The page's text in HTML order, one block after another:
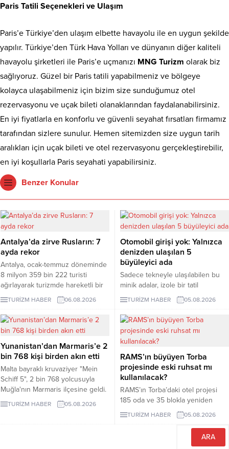
Paris Tatili Seçenekleri ve Ulaşım
Paris’e Türkiye’den ulaşım elbette havayolu ile en uygun şekilde
yapılır. Türkiye’den Türk Hava Yolları ve dünyanın diğer kaliteli
havayolu şirketleri ile Paris’e uçmanızı MNG Turizm olarak biz
sağlıyoruz. Güzel bir Paris tatili yapabilmeniz ve bölgeye
kolayca ulaşabilmeniz için bizim size sunduğumuz otel
rezervasyonu ve uçak bileti olanaklarından faydalanabilirsiniz.
En iyi fiyatlarla en konforlu ve güvenli seyahat fırsatları firmamız
tarafından sizlere sunulur. Hemen sitemizden size uygun tarih
aralıkları için uçak bileti ve otel rezervasyonu gerçekleştirebilir,
en iyi koşullarla Paris seyahati yapabilirsiniz.
Benzer Konular
Antalya’da zirve Rusların: 7
ayda rekor
Antalya, ocak-temmuz döneminde
8 milyon 359 bin 222 turisti
ağırlayarak turizmde hareketli bir
dönemi geride bıraktı. 1 milyon
979 bin ziyaretçiyle listenin ilk
sırasında yer alan Ruslar, kente
gelen her 4 turistten birini
oluşturdu.
TURİZM HABER 06.08.2026
Otomobil girişi yok: Yalnızca
denizden ulaşılan 5
büyüleyici ada
Sadece tekneyle ulaşılabilen bu
minik adalar, izole bir tatil
arayanlara eşsiz deneyimler
sunuyor. Peki, bu adaları farklı
kılan özellikler nelerdir? İşte
yanıtı...
TURİZM HABER 05.08.2026
Yunanistan’dan Marmaris’e 2
bin 768 kişi birden akın etti
Malta bayraklı kruvaziyer "Mein
Schiff 5", 2 bin 768 yolcusuyla
Muğla'nın Marmaris ilçesine geldi.
TURİZM HABER 05.08.2026
RAMS’ın büyüyen Torba
projesinde eski ruhsat mı
kullanılacak?
RAMS’ın Torba’daki otel projesi
185 oda ve 35 blokla yeniden
gündeme geldi. Projeye 17 bin
286 metrekare orman vasıflı
TURİZM HABER 05.08.2026